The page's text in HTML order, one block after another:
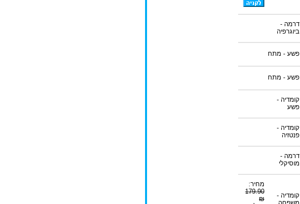
דרמה -
ביוגרפיה
פשע - מתח
פשע - מתח
קומדיה -
פשע
קומדיה -
פנטזיה
דרמה -
מוסיקלי
קומדיה -
מחיר:
179.90
₪